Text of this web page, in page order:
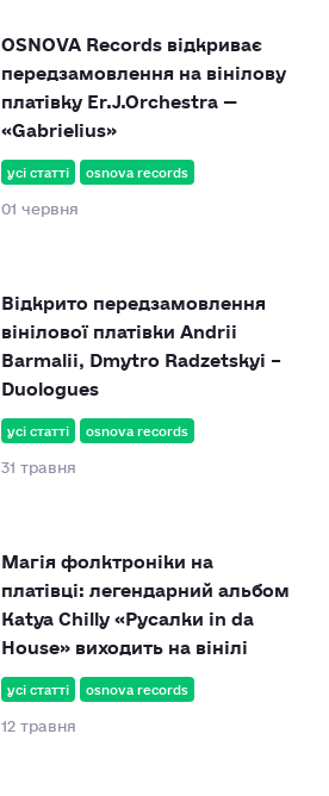
усі статті osnova records
01 червня
OSNOVA Records відкриває
передзамовлення на вінілову
платівку Er.J.Orchestra —
«Gabrielius»
усі статті osnova records
31 травня
Відкрито передзамовлення
вінілової платівки Andrii
Barmalii, Dmytro Radzetskyi –
Duologues
усі статті osnova records
12 травня
Магія фолктроніки на
платівці: легендарний альбом
Katya Chilly «Русалки in da
House» виходить на вінілі